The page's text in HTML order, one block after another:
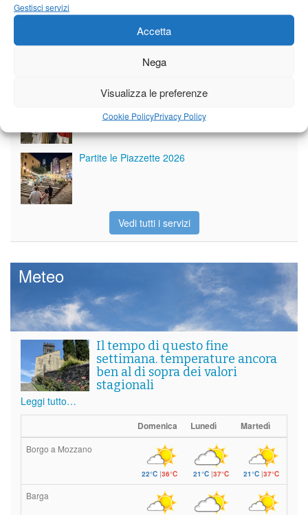
Gestisci servizi
Accetta
Nega
Visualizza le preferenze
Cookie PolicyPrivacy Policy
Giornale di Barga Tv
Tutto bene per la rievocazione della corsa
Fornaci – Barga
Per le vie di Barga la solenne processione
dedicata al patrono
Partite le Piazzette 2026
Vedi tutti i servizi
Meteo
Il tempo di questo fine
settimana. temperature ancora
ben al di sopra dei valori
stagionali
Leggi tutto…
Domenica Lunedì Martedì
Borgo a Mozzano
22°C|36°C 21°C|37°C 21°C |37°C
Barga